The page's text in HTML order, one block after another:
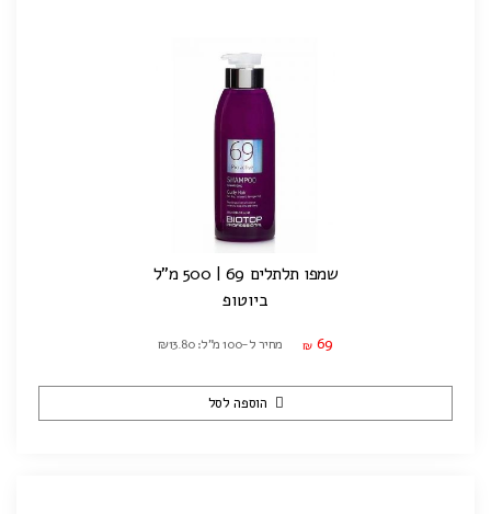
שמפו תלתלים 69 | 500 מ"ל
ביוטופ
₪ 69 מחיר ל-100 מ"ל: ₪13.80
הוספה לסל